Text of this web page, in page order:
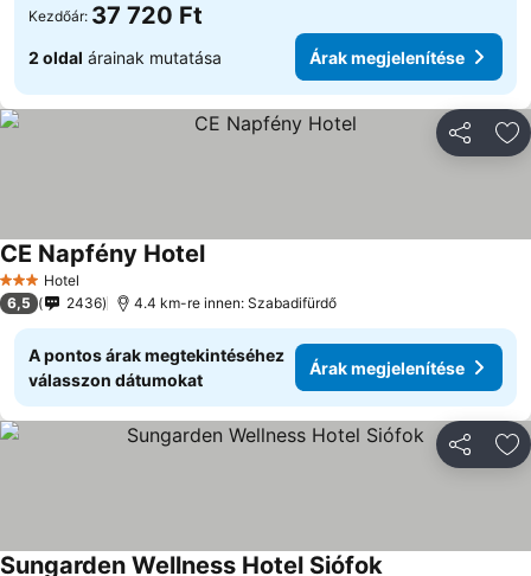
Kezdőár: 37 720 Ft
2 oldal árainak mutatása Árak megjelenítése
3 Kategória
Hotel
CE Napfény Hotel
6,5 2436 4.4 km-re innen: Szabadifürdő
A pontos árak megtekintéséhez
válasszon dátumokat
Árak megjelenítése
Sungarden Wellness Hotel Siófok